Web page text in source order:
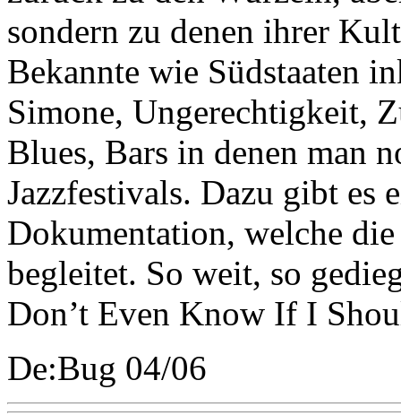
sondern zu denen ihrer
Bekannte wie Südstaaten
Simone, Ungerechtigkeit,
Blues, Bars in denen man
Jazzfestivals. Dazu gibt es
Dokumentation, welche
begleitet. So weit, so
Don’t Even Know If I
De:Bug 04/06